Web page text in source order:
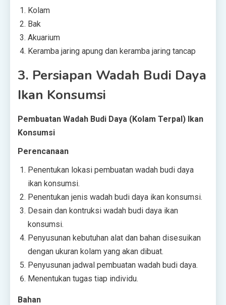
Kolam
Bak
Akuarium
Keramba jaring apung dan keramba jaring tancap
3. Persiapan Wadah Budi Daya
Ikan Konsumsi
Pembuatan Wadah Budi Daya (Kolam Terpal) Ikan
Konsumsi
Perencanaan
Penentukan lokasi pembuatan wadah budi daya
ikan konsumsi.
Penentukan jenis wadah budi daya ikan konsumsi.
Desain dan kontruksi wadah budi daya ikan
konsumsi.
Penyusunan kebutuhan alat dan bahan disesuikan
dengan ukuran kolam yang akan dibuat.
Penyusunan jadwal pembuatan wadah budi daya.
Menentukan tugas tiap individu.
Bahan